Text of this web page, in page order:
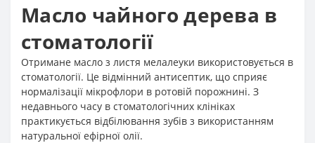
Масло чайного дерева в
стоматології
Отримане масло з листя мелалеуки використовується в
стоматології. Це відмінний антисептик, що сприяє
нормалізації мікрофлори в ротовій порожнині. З
недавнього часу в стоматологічних клініках
практикується відбілювання зубів з використанням
натуральної ефірної олії.